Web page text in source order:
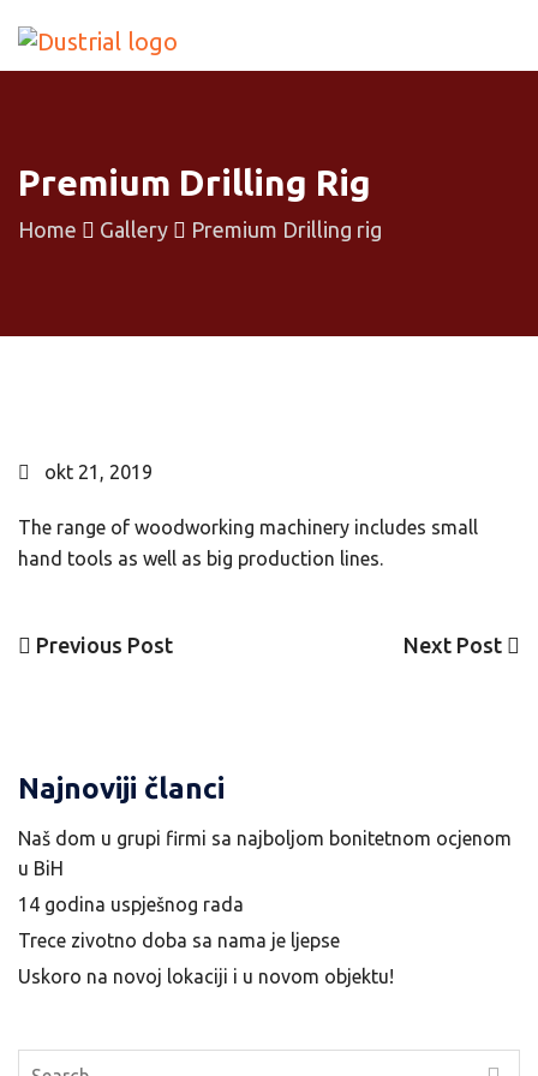
Premium Drilling Rig
Home Gallery Premium Drilling rig
okt 21, 2019
The range of woodworking machinery includes small
hand tools as well as big production lines.
Previous
Previous Post
Next
Next Post
Najnoviji članci
Naš dom u grupi firmi sa najboljom bonitetnom ocjenom
u BiH
14 godina uspješnog rada
Trece zivotno doba sa nama je ljepse
Uskoro na novoj lokaciji i u novom objektu!